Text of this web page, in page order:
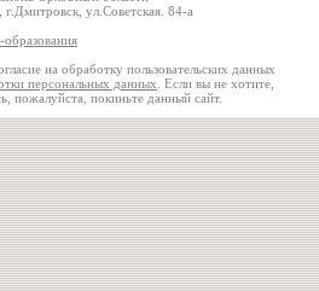
ул.Советская. 84-а
на обработку пользовательских данных
персональных данных . Если вы не хотите,
пожалуйста, покиньте данный сайт.